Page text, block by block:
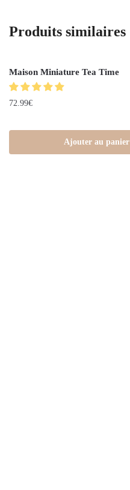
Produits similaires
Maison Miniature Tea Time
72.99€
Ajouter au panier